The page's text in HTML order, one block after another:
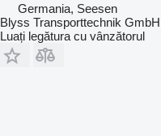
Germania, Seesen
Blyss Transporttechnik GmbH
Luați legătura cu vânzătorul